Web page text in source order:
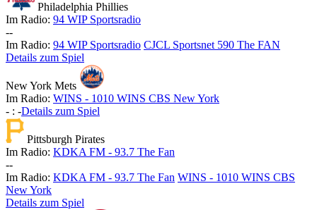
Philadelphia Phillies
Im Radio: 94 WIP Sportsradio
--
Im Radio: 94 WIP Sportsradio CJCL Sportsnet 590 The FAN
Details zum Spiel
New York Mets
Im Radio: WINS - 1010 WINS CBS New York
- : -Details zum Spiel
Pittsburgh Pirates
Im Radio: KDKA FM - 93.7 The Fan
--
Im Radio: KDKA FM - 93.7 The Fan WINS - 1010 WINS CBS
New York
Details zum Spiel